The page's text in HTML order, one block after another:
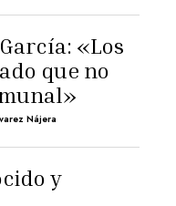
«Los
que no
Nájera
y